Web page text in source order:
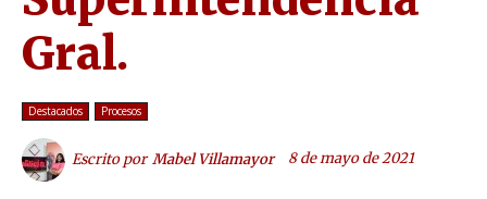
Gral.
Destacados Procesos
Escrito por Mabel Villamayor 8 de mayo de 2021